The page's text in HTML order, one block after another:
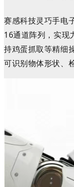
赛感科技灵巧手电
16通道阵列，实现
持鸡蛋抓取等精细
可识别物体形状、